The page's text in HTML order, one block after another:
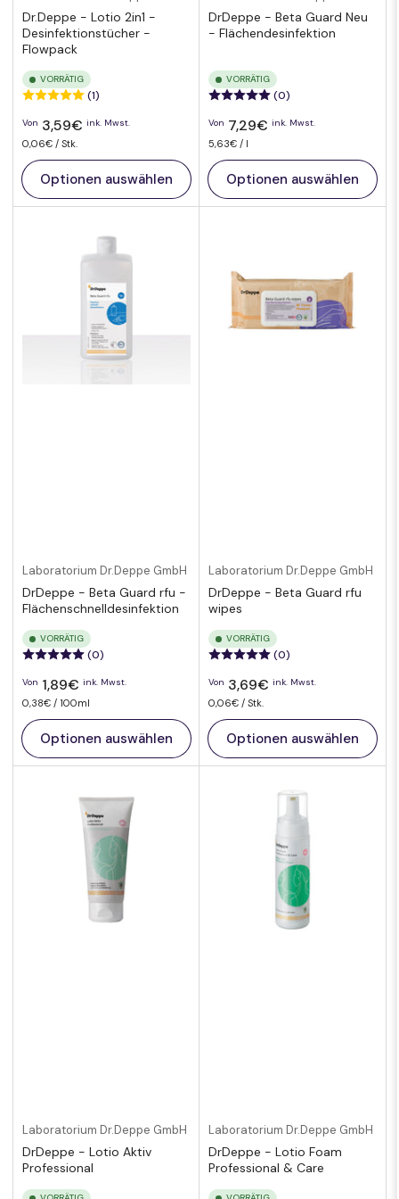
Dr.Deppe - Lotio 2in1 -
Desinfektionstücher -
Flowpack
VORRÄTIG
(1)
Normaler
Preis
Von 3,59€ ink. Mwst.
Preis
pro
Einheit
0,06€ / pro
Stk.
Optionen auswählen
DrDeppe - Beta Guard Neu
- Flächendesinfektion
VORRÄTIG
(0)
Normaler
Preis
Von 7,29€ ink. Mwst.
Preis
pro
Einheit
5,63€ / pro
l
Optionen auswählen
Laboratorium Dr.Deppe GmbH
DrDeppe - Beta Guard rfu -
Flächenschnelldesinfektion
VORRÄTIG
(0)
Normaler
Preis
Von 1,89€ ink. Mwst.
Preis
pro
Einheit
0,38€ / pro
100ml
Optionen auswählen
Laboratorium Dr.Deppe GmbH
DrDeppe - Beta Guard rfu
wipes
VORRÄTIG
(0)
Normaler
Preis
Von 3,69€ ink. Mwst.
Preis
pro
Einheit
0,06€ / pro
Stk.
Optionen auswählen
Laboratorium Dr.Deppe GmbH
DrDeppe - Lotio Aktiv
Professional
Laboratorium Dr.Deppe GmbH
DrDeppe - Lotio Foam
Professional & Care